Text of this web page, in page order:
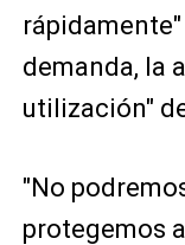
demanda, la
utilización"
"No
protegemos